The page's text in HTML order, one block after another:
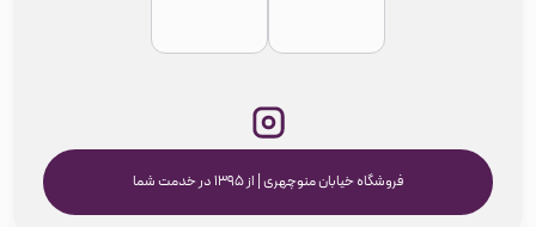
فروشگاه خیابان منوچهری | از ۱۳۹۵ در خدمت شما